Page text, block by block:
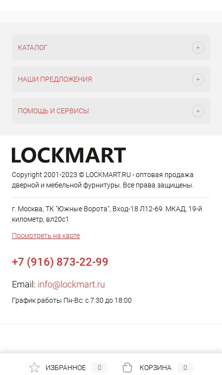
КАТАЛОГ
НАШИ ПРЕДЛОЖЕНИЯ
ПОМОЩЬ И СЕРВИСЫ
Copyright 2001-2023 © LOCKMART.RU - оптовая продажа
дверной и мебельной фурнитуры. Все права защищены.
г. Москва, ТК "Южные Ворота", Вход-18 Л12-69. МКАД, 19-й
километр, вл20с1
Посмотреть на карте
+7 (916) 873-22-99
Email: info@lockmart.ru
График работы Пн-Вс: с 7:30 до 18:00
ИЗБРАННОЕ 0 КОРЗИНА 0